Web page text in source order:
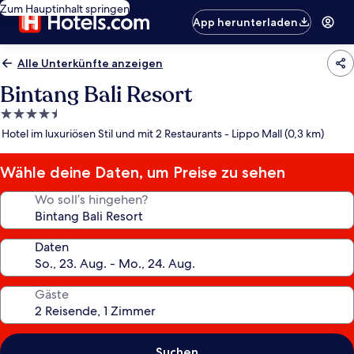
Zum Hauptinhalt springen
App herunterladen
Alle Unterkünfte anzeigen
Bintang Bali Resort
4.5-
Sterne-
Hotel im luxuriösen Stil und mit 2 Restaurants - Lippo Mall (0,3 km)
Wähle deine Daten, um Preise zu sehen
Wo soll’s hingehen?
Daten
Gäste